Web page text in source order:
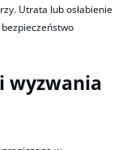
Utrata lub osłabienie
bezpieczeństwo
wyzwania